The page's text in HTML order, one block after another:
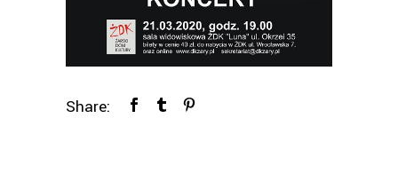
Share: